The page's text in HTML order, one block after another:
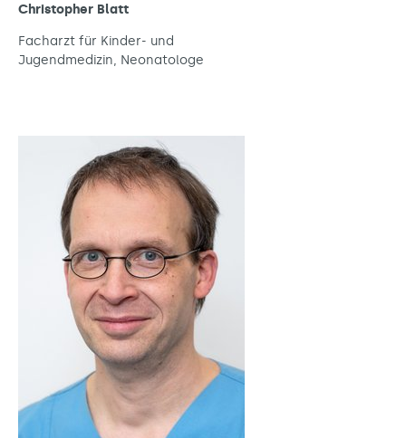
Christopher Blatt
Facharzt für Kinder- und
Jugendmedizin, Neonatologe